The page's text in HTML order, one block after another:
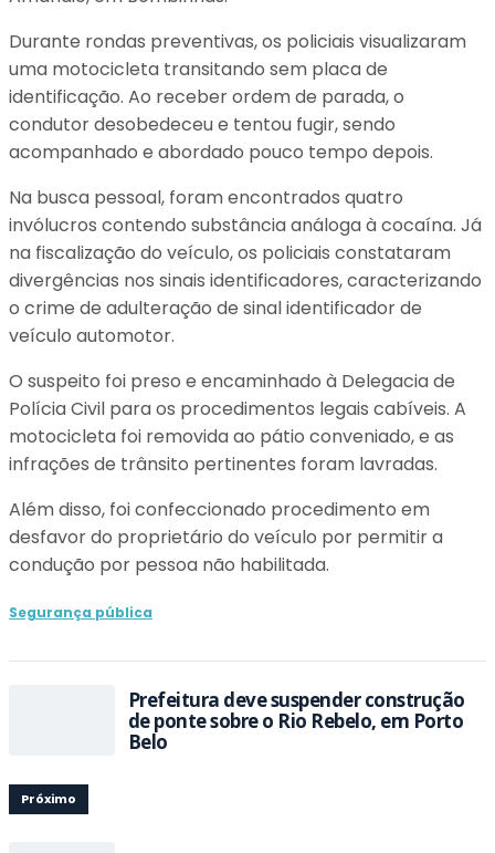
Durante rondas preventivas, os policiais visualizaram
uma motocicleta transitando sem placa de
identificação. Ao receber ordem de parada, o
condutor desobedeceu e tentou fugir, sendo
acompanhado e abordado pouco tempo depois.
Na busca pessoal, foram encontrados quatro
invólucros contendo substância análoga à cocaína. Já
na fiscalização do veículo, os policiais constataram
divergências nos sinais identificadores, caracterizando
o crime de adulteração de sinal identificador de
veículo automotor.
O suspeito foi preso e encaminhado à Delegacia de
Polícia Civil para os procedimentos legais cabíveis. A
motocicleta foi removida ao pátio conveniado, e as
infrações de trânsito pertinentes foram lavradas.
Além disso, foi confeccionado procedimento em
desfavor do proprietário do veículo por permitir a
condução por pessoa não habilitada.
Segurança pública
Prefeitura deve suspender construção
de ponte sobre o Rio Rebelo, em Porto
Belo
Próximo